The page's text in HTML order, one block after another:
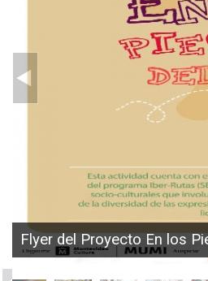
Flyer del Proyecto En los